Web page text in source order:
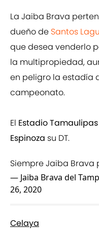
La Jaiba Brava
dueño de Santos
que desea venderlo
la multipropiedad,
en peligro la estadía
campeonato.
El Estadio Tamaulipas
Espinoza su DT.
Siempre Jaiba Brava
— Jaiba Brava del
26, 2020
Celaya